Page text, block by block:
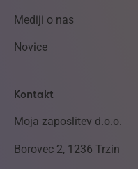
Mediji o nas
Novice
Kontakt
Moja zaposlitev d.o.o.
Borovec 2, 1236 Trzin